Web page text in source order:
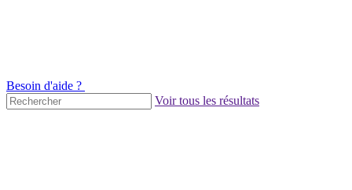
Besoin d'aide ?
Voir tous les résultats